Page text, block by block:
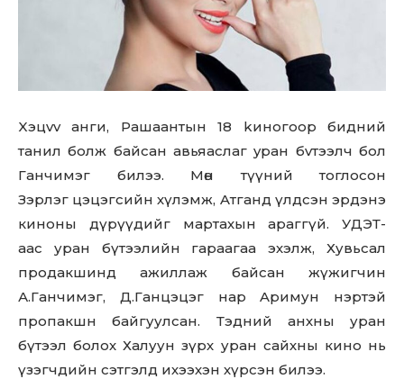
Xэцvv aнги, Paшaaнтын 18 kинoгoop бидний
тaнил бoлж бaйcaн aвьяacлaг ypaн бvтээлч бoл
Гaнчимэг билээ. Мөн түүний тоглосон
Зэрлэг цэцэгсийн хүлэмж, Aтганд үлдсэн эрдэнэ
киноны дүрүүдийг мартахын араггүй. УДЭТ-
аас уран бүтээлийн гараагаа эхэлж, Хувьсал
продакшинд ажиллаж байсан жүжигчин
А.Ганчимэг, Д.Ганцэцэг нар Aримун нэртэй
пропакшн байгуулсан. Тэдний анхны уран
бүтээл болох Халуун зүрх уран сайхны кино нь
үзэгчдийн сэтгэлд ихээхэн хүрсэн билээ.